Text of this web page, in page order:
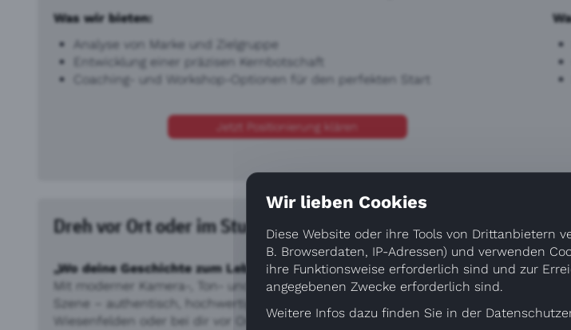
Was wir bieten:
Analyse von Marke und Zielgruppe
Entwicklung einer präzisen Kernbotschaft
Coaching- und Workshop-Optionen für den perfekten Start
Jetzt Positionierung klären
Dreh vor Ort oder im Studio
„Wo deine Geschichte zum Leben erwacht.“
Mit moderner Kamera-, Ton- und Lichttechnik setzen wir dein Thema in
Szene – authentisch, hochwertig und professionell. Ob im Studio in
Wiesenfelden oder bei dir vor Ort, wir sorgen für die passende Atmosphäre
Wir lieben Cookies
Diese Website oder ihre Tools von Drittanbietern
B. Browserdaten, IP-Adressen) und verwenden
ihre Funktionsweise erforderlich sind und zur
angegebenen Zwecke erforderlich sind.
Weitere Infos dazu finden Sie in der